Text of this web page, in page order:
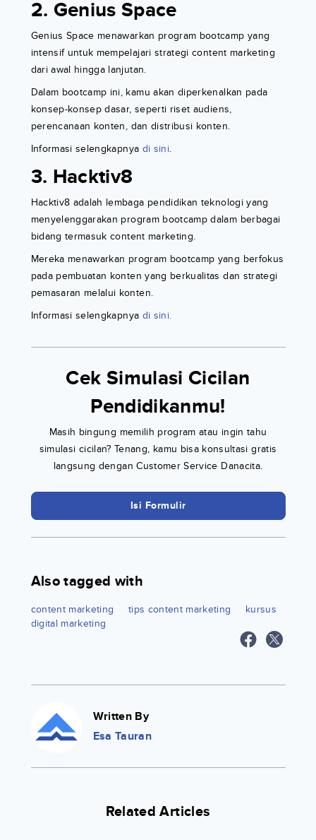
2. Genius Space
Genius Space menawarkan program bootcamp yang
intensif untuk mempelajari strategi content marketing
dari awal hingga lanjutan.
Dalam bootcamp ini, kamu akan diperkenalkan pada
konsep-konsep dasar, seperti riset audiens,
perencanaan konten, dan distribusi konten.
Informasi selengkapnya di sini.
3. Hacktiv8
Hacktiv8 adalah lembaga pendidikan teknologi yang
menyelenggarakan program bootcamp dalam berbagai
bidang termasuk content marketing.
Mereka menawarkan program bootcamp yang berfokus
pada pembuatan konten yang berkualitas dan strategi
pemasaran melalui konten.
Informasi selengkapnya di sini.
Cek Simulasi Cicilan
Pendidikanmu!
Masih bingung memilih program atau ingin tahu
simulasi cicilan? Tenang, kamu bisa konsultasi gratis
langsung dengan Customer Service Danacita.
Isi Formulir
Also tagged with
content marketing tips content marketing
kursus
digital marketing
Written By
Esa Tauran
Related Articles